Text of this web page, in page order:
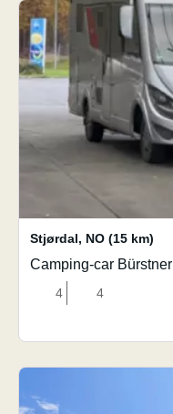
Stjørdal, NO (15 km)
Camping-car Bürstner
4 4